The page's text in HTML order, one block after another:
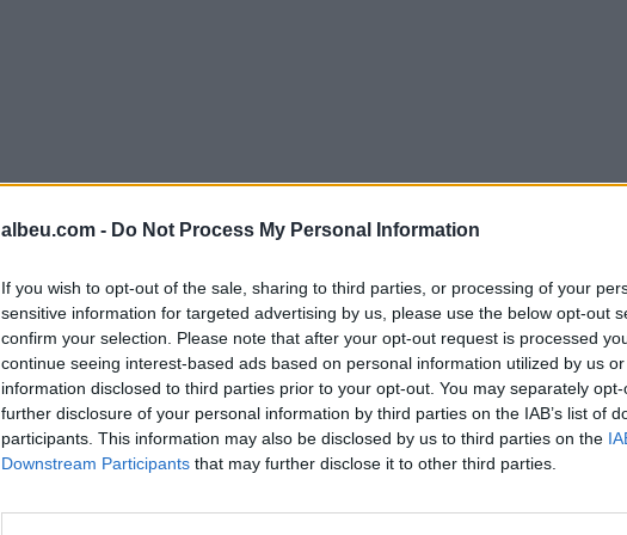
albeu.com - Do Not Process My Personal Information
If you wish to opt-out of the sale, sharing to third parties, or processing of your
sensitive information for targeted advertising by us, please use the below opt-out
confirm your selection. Please note that after your opt-out request is processed
continue seeing interest-based ads based on personal information utilized by us
information disclosed to third parties prior to your opt-out. You may separately
further disclosure of your personal information by third parties on the IAB’s list of
participants. This information may also be disclosed by us to third parties on the
Downstream Participants that may further disclose it to other third parties.